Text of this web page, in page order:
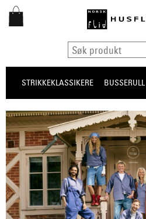
STRIKKEKLASSIKERE BUSSERULL